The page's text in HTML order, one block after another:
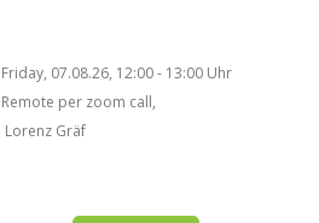
Friday, 07.08.26, 12:00 - 13:00 Uhr
Remote per zoom call,
Lorenz Gräf